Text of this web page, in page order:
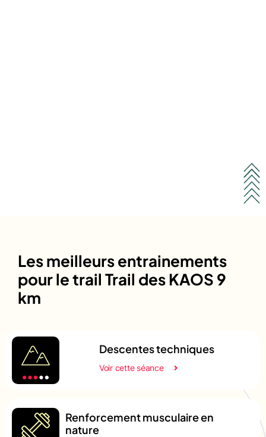
Les meilleurs entrainements
pour le trail Trail des KAOS 9
km
Descentes techniques
Voir cette séance
Renforcement musculaire en
nature